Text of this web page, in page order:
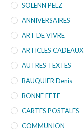
SOLENN PELZ
ANNIVERSAIRES
ART DE VIVRE
ARTICLES CADEAUX
AUTRES TEXTES
BAUQUIER Denis
BONNE FETE
CARTES POSTALES
COMMUNION